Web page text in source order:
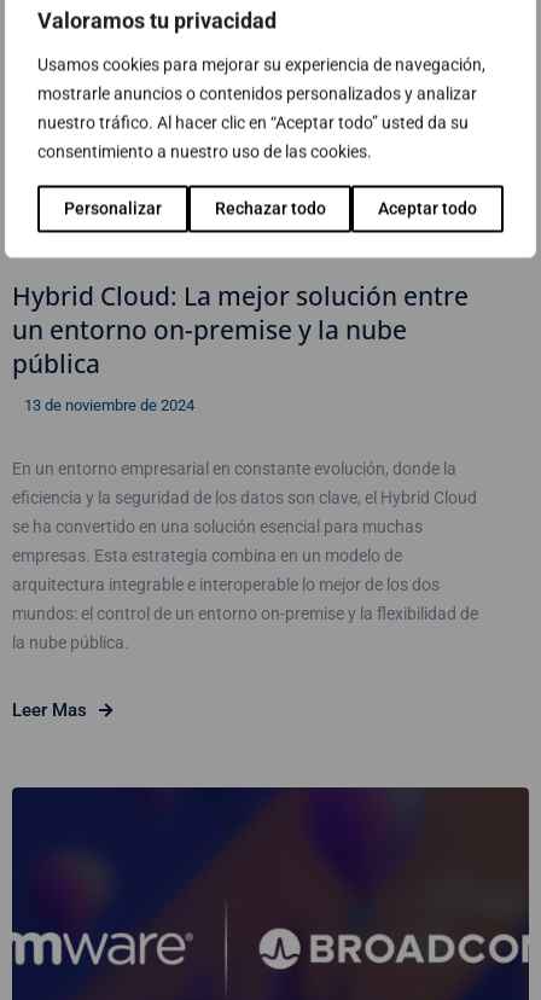
Valoramos tu privacidad
Usamos cookies para mejorar su experiencia de navegación,
mostrarle anuncios o contenidos personalizados y analizar
nuestro tráfico. Al hacer clic en “Aceptar todo” usted da su
consentimiento a nuestro uso de las cookies.
Personalizar Rechazar todo Aceptar todo
Hybrid Cloud: La mejor solución entre
un entorno on-premise y la nube
pública
13 de noviembre de 2024
En un entorno empresarial en constante evolución, donde la
eficiencia y la seguridad de los datos son clave, el Hybrid Cloud
se ha convertido en una solución esencial para muchas
empresas. Esta estrategia combina en un modelo de
arquitectura integrable e interoperable lo mejor de los dos
mundos: el control de un entorno on-premise y la flexibilidad de
la nube pública.
Leer Mas